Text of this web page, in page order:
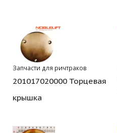
Запчасти для ричтраков
201017020000 Торцевая
крышка